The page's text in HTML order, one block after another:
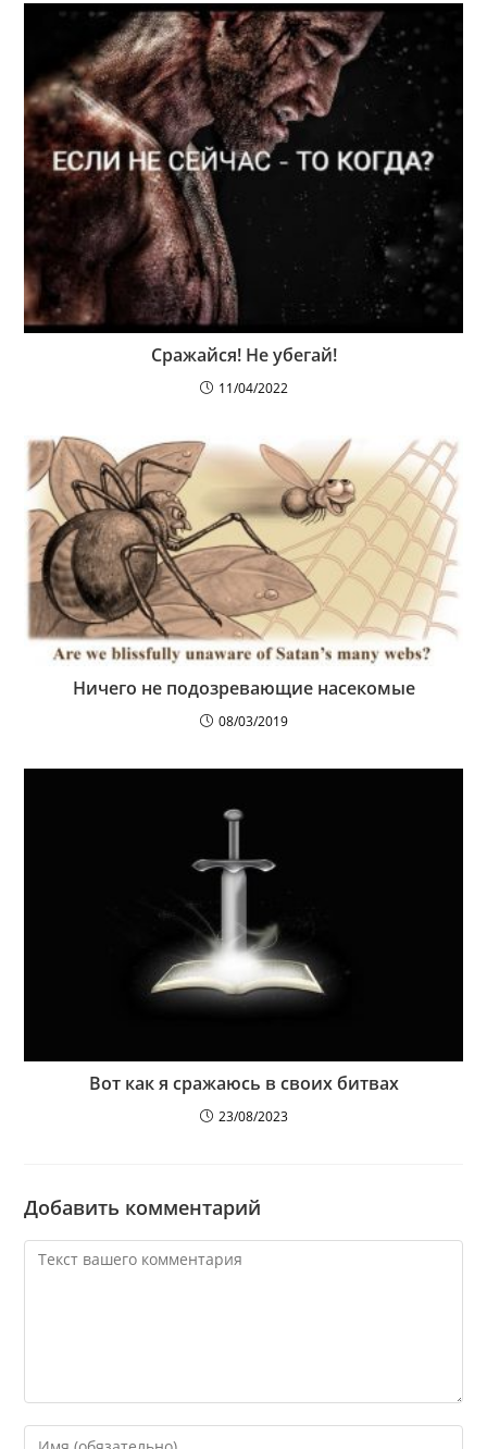
Сражайся! Не убегай!
11/04/2022
Ничего не подозревающие насекомые
08/03/2019
Вот как я сражаюсь в своих битвах
23/08/2023
Добавить комментарий